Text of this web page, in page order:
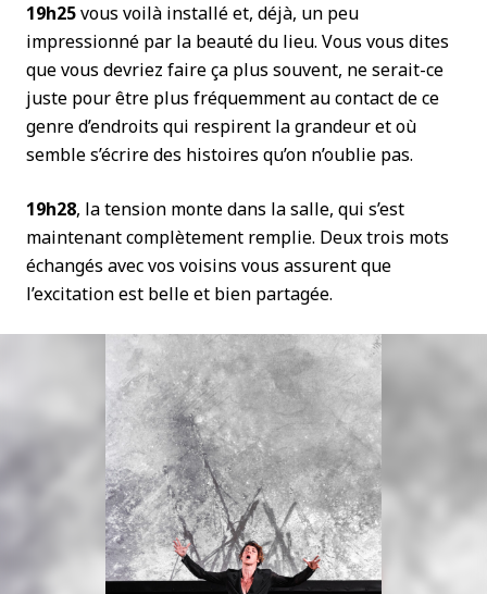
19h25vous voilà installé et, déjà, un peu
impressionné par la beauté du lieu. Vous vous dites
que vous devriez faire ça plus souvent, ne serait-ce
juste pour être plus fréquemment au contact de ce
genre d’endroits qui respirent la grandeur et où
semble s’écrire des histoires qu’on n’oublie pas.
19h28, la tension monte dans la salle, qui s’est
maintenant complètement remplie. Deux trois mots
échangés avec vos voisins vous assurent que
l’excitation est belle et bien partagée.